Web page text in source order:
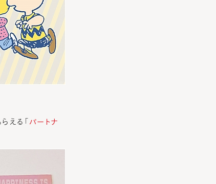
える「
パートナ